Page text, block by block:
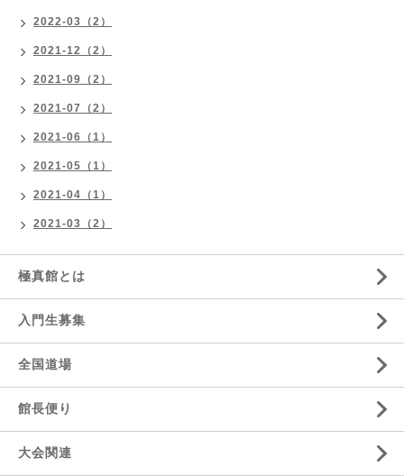
2022-03（2）
2021-12（2）
2021-09（2）
2021-07（2）
2021-06（1）
2021-05（1）
2021-04（1）
2021-03（2）
極真館とは
入門生募集
全国道場
館長便り
大会関連